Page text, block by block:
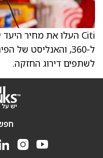
ל-360, והאנליסט של
לשתפים דירוג החזקה.